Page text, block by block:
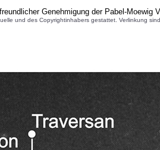
Genehmigung der Pabel-Moewig
und des Copyrightinhabers gestattet. Verlinkung